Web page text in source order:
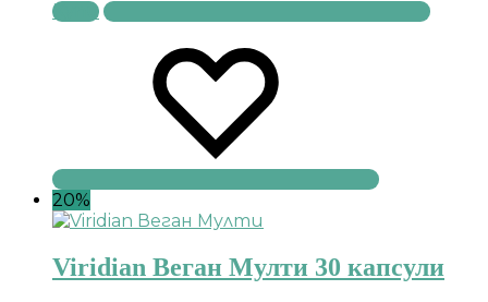
Купи
20%
Viridian Веган Мулти 30 капсули